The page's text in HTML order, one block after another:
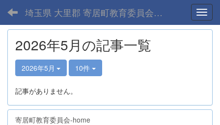
埼玉県 大里郡 寄居町教育委員会-home
2026年5月の記事一覧
2026年5月 10件
記事がありません。
寄居町教育委員会-home